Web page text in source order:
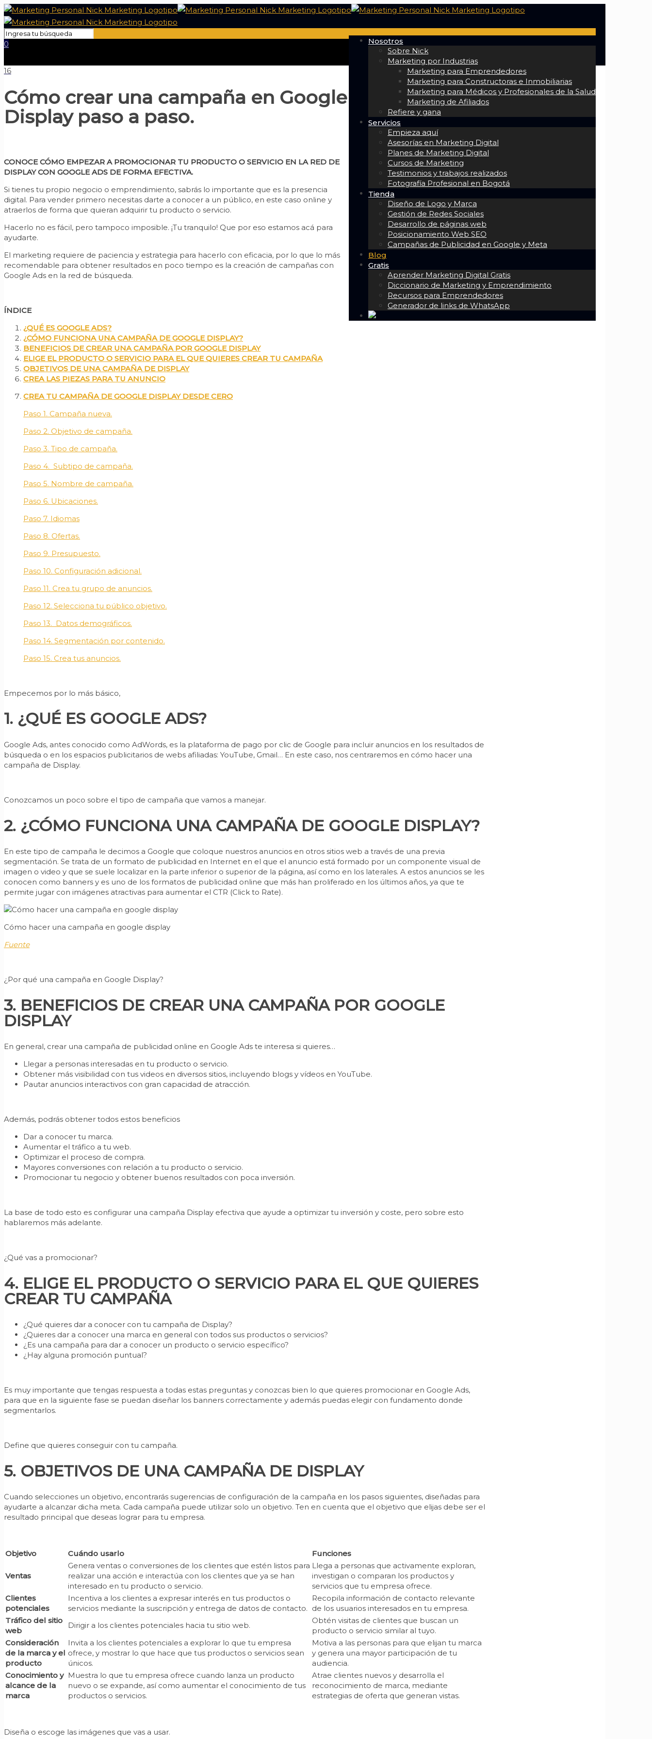
Nosotros
Sobre Nick
Marketing por Industrias
Marketing para Emprendedores
Marketing para Constructoras e Inmobiliarias
Marketing para Médicos y Profesionales de la Salud
Marketing de Afiliados
Refiere y gana
Servicios
Empieza aquí
Asesorías en Marketing Digital
Planes de Marketing Digital
Cursos de Marketing
Testimonios y trabajos realizados
Fotografía Profesional en Bogotá
Tienda
Diseño de Logo y Marca
Gestión de Redes Sociales
Desarrollo de páginas web
Posicionamiento Web SEO
Campañas de Publicidad en Google y Meta
Blog
Gratis
Aprender Marketing Digital Gratis
Diccionario de Marketing y Emprendimiento
Recursos para Emprendedores
Generador de links de WhatsApp
0
16
Cómo crear una campaña en Google
Display paso a paso.
CONOCE CÓMO EMPEZAR A PROMOCIONAR TU PRODUCTO O SERVICIO EN LA RED DE
DISPLAY CON GOOGLE ADS DE FORMA EFECTIVA.
Si tienes tu propio negocio o emprendimiento, sabrás lo importante que es la presencia
digital. Para vender primero necesitas darte a conocer a un público, en este caso online y
atraerlos de forma que quieran adquirir tu producto o servicio.
Hacerlo no es fácil, pero tampoco imposible. ¡Tu tranquilo! Que por eso estamos acá para
ayudarte.
El marketing requiere de paciencia y estrategia para hacerlo con eficacia, por lo que lo más
recomendable para obtener resultados en poco tiempo es la creación de campañas con
Google Ads en la red de búsqueda.
ÍNDICE
¿QUÉ ES GOOGLE ADS?
¿CÓMO FUNCIONA UNA CAMPAÑA DE GOOGLE DISPLAY?
BENEFICIOS DE CREAR UNA CAMPAÑA POR GOOGLE DISPLAY
ELIGE EL PRODUCTO O SERVICIO PARA EL QUE QUIERES CREAR TU CAMPAÑA
OBJETIVOS DE UNA CAMPAÑA DE DISPLAY
CREA LAS PIEZAS PARA TU ANUNCIO
CREA TU CAMPAÑA DE GOOGLE DISPLAY DESDE CERO
Paso 1. Campaña nueva.
Paso 2. Objetivo de campaña.
Paso 3. Tipo de campaña.
Paso 4. Subtipo de campaña.
Paso 5. Nombre de campaña.
Paso 6. Ubicaciones.
Paso 7. Idiomas
Paso 8. Ofertas.
Paso 9. Presupuesto.
Paso 10. Configuración adicional.
Paso 11. Crea tu grupo de anuncios.
Paso 12. Selecciona tu público objetivo.
Paso 13. Datos demográficos.
Paso 14. Segmentación por contenido.
Paso 15. Crea tus anuncios.
Empecemos por lo más básico,
1. ¿QUÉ ES GOOGLE ADS?
Google Ads, antes conocido como AdWords, es la plataforma de pago por clic de Google para incluir anuncios en los resultados de
búsqueda o en los espacios publicitarios de webs afiliadas: YouTube, Gmail… En este caso, nos centraremos en cómo hacer una
campaña de Display.
Conozcamos un poco sobre el tipo de campaña que vamos a manejar.
2. ¿CÓMO FUNCIONA UNA CAMPAÑA DE GOOGLE DISPLAY?
En este tipo de campaña le decimos a Google que coloque nuestros anuncios en otros sitios web a través de una previa
segmentación. Se trata de un formato de publicidad en Internet en el que el anuncio está formado por un componente visual de
imagen o video y que se suele localizar en la parte inferior o superior de la página, así como en los laterales. A estos anuncios se les
conocen como banners y es uno de los formatos de publicidad online que más han proliferado en los últimos años, ya que te
permite jugar con imágenes atractivas para aumentar el CTR (Click to Rate).
Cómo hacer una campaña en google display
Fuente
¿Por qué una campaña en Google Display?
3. BENEFICIOS DE CREAR UNA CAMPAÑA POR GOOGLE
DISPLAY
En general, crear una campaña de publicidad online en Google Ads te interesa si quieres…
Llegar a personas interesadas en tu producto o servicio.
Obtener más visibilidad con tus videos en diversos sitios, incluyendo blogs y vídeos en YouTube.
Pautar anuncios interactivos con gran capacidad de atracción.
Además, podrás obtener todos estos beneficios
Dar a conocer tu marca.
Aumentar el tráfico a tu web.
Optimizar el proceso de compra.
Mayores conversiones con relación a tu producto o servicio.
Promocionar tu negocio y obtener buenos resultados con poca inversión.
La base de todo esto es configurar una campaña Display efectiva que ayude a optimizar tu inversión y coste, pero sobre esto
hablaremos más adelante.
¿Qué vas a promocionar?
4. ELIGE EL PRODUCTO O SERVICIO PARA EL QUE QUIERES
CREAR TU CAMPAÑA
¿Qué quieres dar a conocer con tu campaña de Display?
¿Quieres dar a conocer una marca en general con todos sus productos o servicios?
¿Es una campaña para dar a conocer un producto o servicio específico?
¿Hay alguna promoción puntual?
Es muy importante que tengas respuesta a todas estas preguntas y conozcas bien lo que quieres promocionar en Google Ads,
para que en la siguiente fase se puedan diseñar los banners correctamente y además puedas elegir con fundamento donde
segmentarlos.
Define que quieres conseguir con tu campaña.
5. OBJETIVOS DE UNA CAMPAÑA DE DISPLAY
Cuando selecciones un objetivo, encontrarás sugerencias de configuración de la campaña en los pasos siguientes, diseñadas para
ayudarte a alcanzar dicha meta. Cada campaña puede utilizar solo un objetivo. Ten en cuenta que el objetivo que elijas debe ser el
resultado principal que deseas lograr para tu empresa.
Objetivo Cuándo usarlo Funciones
Ventas
Genera ventas o conversiones de los clientes que estén listos para
realizar una acción e interactúa con los clientes que ya se han
interesado en tu producto o servicio.
Llega a personas que activamente exploran,
investigan o comparan los productos y
servicios que tu empresa ofrece.
Clientes
potenciales
Incentiva a los clientes a expresar interés en tus productos o
servicios mediante la suscripción y entrega de datos de contacto.
Recopila información de contacto relevante
de los usuarios interesados en tu empresa.
Tráfico del sitio
web
Dirigir a los clientes potenciales hacia tu sitio web.
Obtén visitas de clientes que buscan un
producto o servicio similar al tuyo.
Consideración
de la marca y el
producto
Invita a los clientes potenciales a explorar lo que tu empresa
ofrece, y mostrar lo que hace que tus productos o servicios sean
únicos.
Motiva a las personas para que elijan tu marca
y genera una mayor participación de tu
audiencia.
Conocimiento y
alcance de la
marca
Muestra lo que tu empresa ofrece cuando lanza un producto
nuevo o se expande, así como aumentar el conocimiento de tus
productos o servicios.
Atrae clientes nuevos y desarrolla el
reconocimiento de marca, mediante
estrategias de oferta que generan vistas.
Diseña o escoge las imágenes que vas a usar.